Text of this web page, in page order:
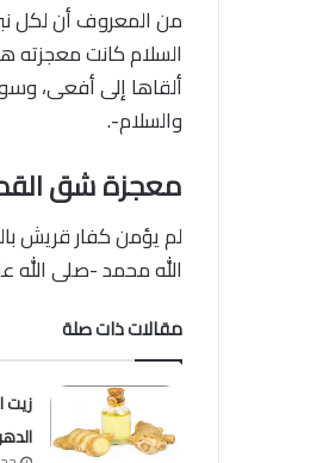
من المعروف أن لكل
السلام كانت معجزته
ألقاها إلى أفعى،
والسلام-.
معجزة شق
لم يؤمن كفار قريش
الله محمد -صلى الله
مقالات ذات صلة
زيت